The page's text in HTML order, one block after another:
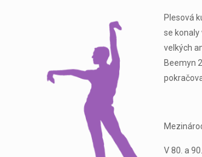
Plesová
se konaly
velkých
Beemyn
V 80. a